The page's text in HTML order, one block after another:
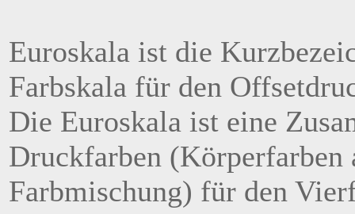
Euroskala ist die
Farbskala für den
Die Euroskala ist eine
Druckfarben (Körperfarben
Farbmischung) für den